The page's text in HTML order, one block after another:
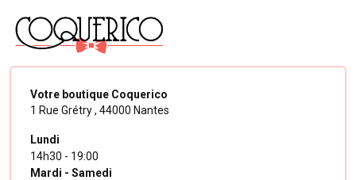
Votre boutique Coquerico
1 Rue Grétry , 44000 Nantes
Lundi
14h30 - 19:00
Mardi - Samedi